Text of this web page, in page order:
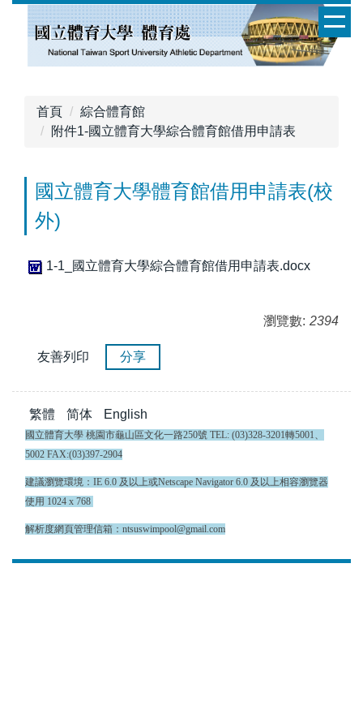
首頁
綜合體育館
附件1-國立體育大學綜合體育館借用申請表
國立體育大學體育館借用申請表(校
外)
1-1_國立體育大學綜合體育館借用申請表.docx
瀏覽數: 2394
友善列印 分享
繁體 简体 English
國立體育大學 桃園市龜山區文化一路250號 TEL: (03)328-3201轉5001、
5002 FAX:(03)397-2904
建議瀏覽環境：IE 6.0 及以上或Netscape Navigator 6.0 及以上相容瀏覽器
使用 1024 x 768
解析度網頁管理信箱：ntsuswimpool@gmail.com